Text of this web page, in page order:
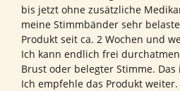
bis jetzt ohne zusätzliche
meine Stimmbänder sehr
Produkt seit ca. 2 Wochen und
Ich kann endlich frei
Brust oder belegter Stimme.
Ich empfehle das Produkt weiter.